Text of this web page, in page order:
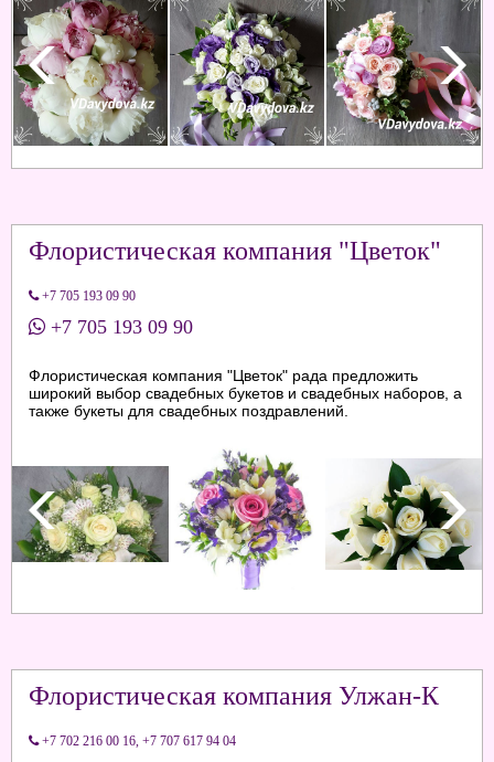
Флористическая компания "Цветок"
+7 705 193 09 90
+7 705 193 09 90
Флористическая компания "Цветок" рада предложить
широкий выбор свадебных букетов и свадебных наборов, а
также букеты для свадебных поздравлений.
Флористическая компания Улжан-К
+7 702 216 00 16 +7 707 617 94 04